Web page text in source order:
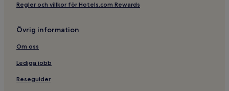
Regler och villkor för Hotels.com Rewards
Övrig information
Om oss
Lediga jobb
Reseguider